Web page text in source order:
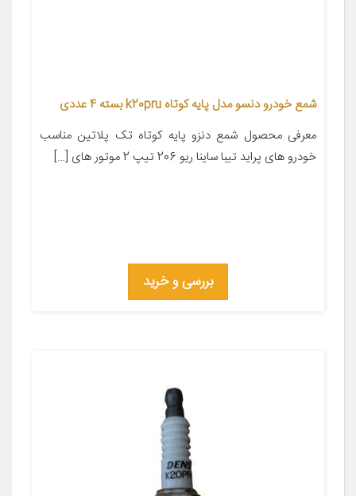
شمع خودرو دنسو مدل پایه کوتاه k20pru بسته 4 عددی
معرفی محصول شمع دنزو پایه کوتاه تک پلاتین مناسب
خودرو های پراید تیبا ساینا ریو 206 تیپ 2 موتور های […]
بررسی و خرید